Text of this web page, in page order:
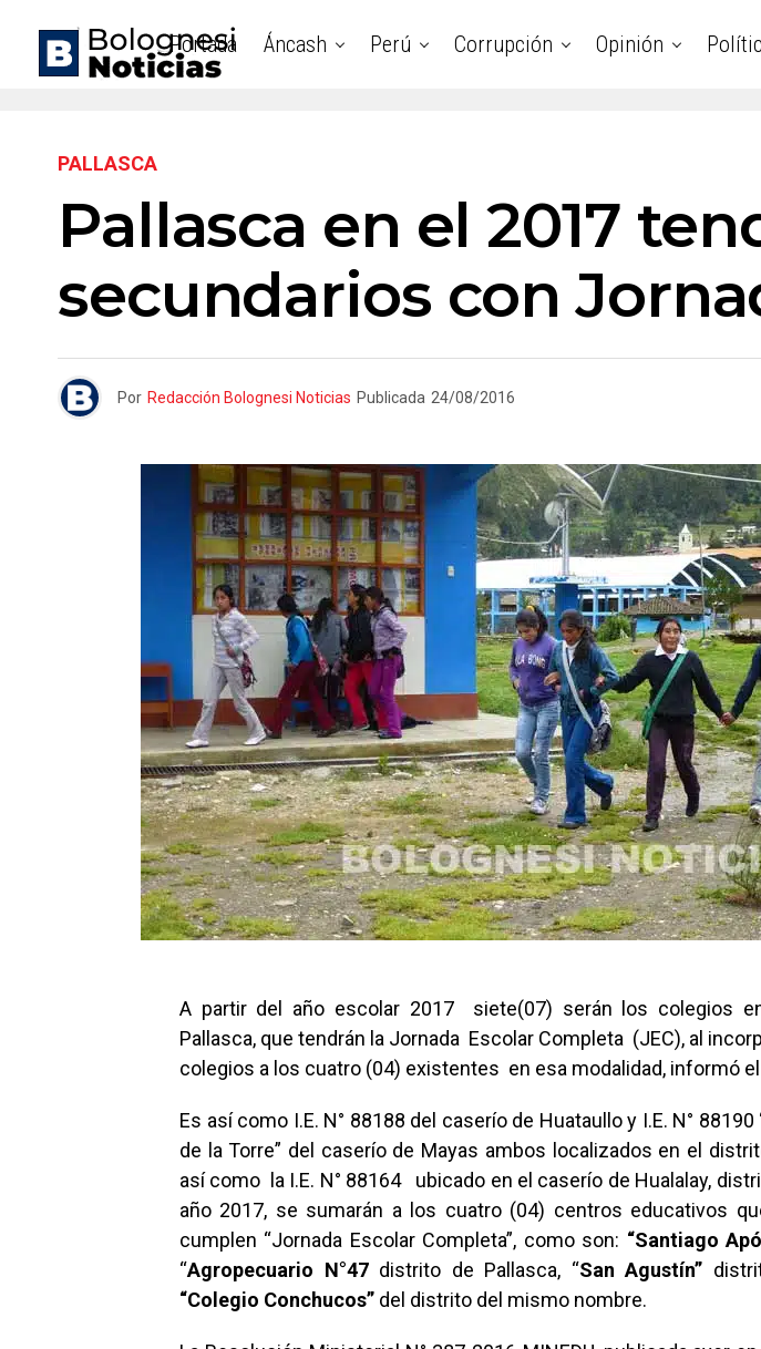
Portada Áncash Perú Corrupción Opinión
PALLASCA
Pallasca en el 2017
secundarios con
Por Redacción Bolognesi Noticias Publicada 24/08/2016
A partir del año escolar 2017 siete(07) serán los colegios
Pallasca, que tendrán la Jornada Escolar Completa (JEC), al
colegios a los cuatro (04) existentes en esa modalidad, informó el
Es así como I.E. N° 88188 del caserío de Huataullo y I.E. N° 88190
de la Torre” del caserío de Mayas ambos localizados en el
así como la I.E. N° 88164 ubicado en el caserío de Hualalay,
año 2017, se sumarán a los cuatro (04) centros educativos
cumplen “Jornada Escolar Completa”, como son: “Santiago
“Agropecuario N°47distrito de Pallasca, “San Agustín”
“Colegio Conchucos” del distrito del mismo nombre.